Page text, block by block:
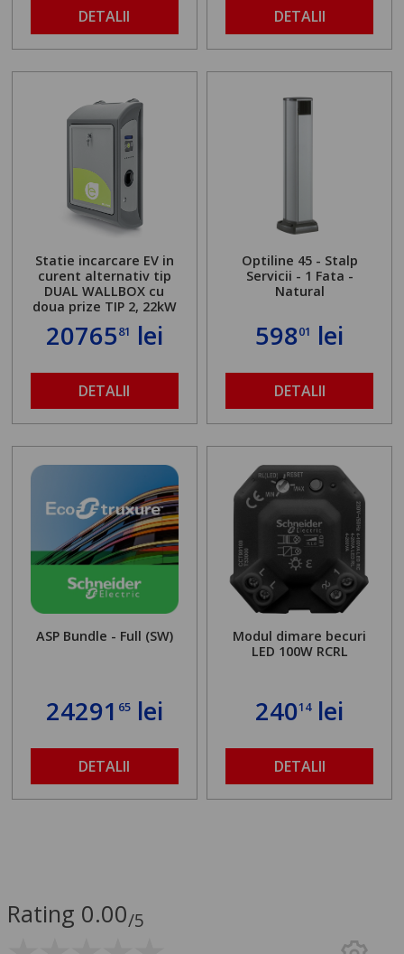
DETALII DETALII
Statie incarcare EV in
curent alternativ tip
DUAL WALLBOX cu
doua prize TIP 2, 22kW
2076581 lei
DETALII
Optiline 45 - Stalp
Servicii - 1 Fata -
Natural
59801 lei
DETALII
ASP Bundle - Full (SW)
24291 65lei
DETALII
Modul dimare becuri
LED 100W RCRL
24014lei
DETALII
Rating 0.00/5